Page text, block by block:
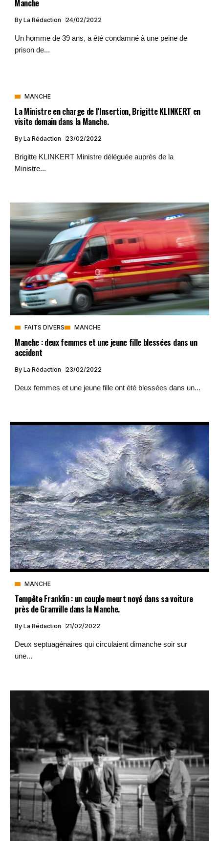
Manche
By La Rédaction 24/02/2022
Un homme de 39 ans, a été condamné à une peine de
prison de...
MANCHE
La Ministre en charge de l’Insertion, Brigitte KLINKERT en
visite demain dans la Manche.
By La Rédaction 23/02/2022
Brigitte KLINKERT Ministre déléguée auprès de la
Ministre...
FAITS DIVERS MANCHE
Manche : deux femmes et une jeune fille blessées dans un
accident
By La Rédaction 23/02/2022
Deux femmes et une jeune fille ont été blessées dans un...
MANCHE
Tempête Franklin : un couple meurt noyé dans sa voiture
près de Granville dans la Manche.
By La Rédaction 21/02/2022
Deux septuagénaires qui circulaient dimanche soir sur
une...